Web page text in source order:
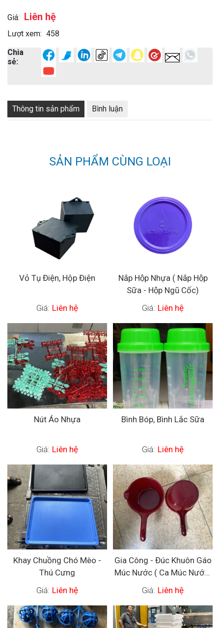
Giá: Liên hệ
Lượt xem: 458
Chia
sẻ:
Thông tin sản phẩm Bình luận
SẢN PHẨM CÙNG LOẠI
Vỏ Tụ Điện, Hộp Điện
Giá: Liên hệ
Nắp Hộp Nhựa ( Nắp Hộp
Sữa - Hộp Ngũ Cốc)
Giá: Liên hệ
Nút Áo Nhựa
Giá: Liên hệ
Bình Bóp, Bình Lắc Sữa
Giá: Liên hệ
Khay Chuồng Chó Mèo -
Thú Cưng
Giá: Liên hệ
Gia Công - Đúc Khuôn Gáo
Múc Nước ( Ca Múc Nước)
Bằng Nhựa
Giá: Liên hệ